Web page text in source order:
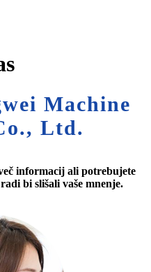
Machine
Ltd.
informacij ali potrebujete
bi slišali vaše mnenje.